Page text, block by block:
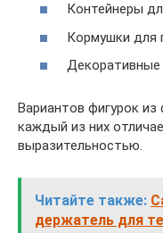
Контейнеры
Кормушки для
Декоративные
Вариантов фигурок
каждый из них
выразительностью.
Читайте также:
держатель для